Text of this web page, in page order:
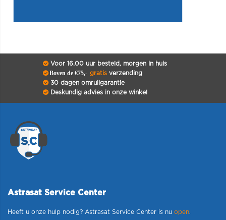
Voor 16.00 uur besteld, morgen in huis
Boven de €75,- gratisverzending
30 dagen omruilgarantie
Deskundig advies in onze winkel
Astrasat Service Center
Heeft u onze hulp nodig? Astrasat Service Center is nu open.